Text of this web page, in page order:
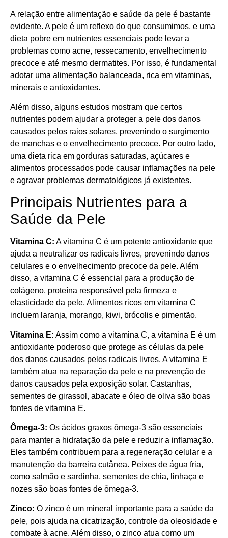
A relação entre alimentação e saúde da pele é bastante
evidente. A pele é um reflexo do que consumimos, e uma
dieta pobre em nutrientes essenciais pode levar a
problemas como acne, ressecamento, envelhecimento
precoce e até mesmo dermatites. Por isso, é fundamental
adotar uma alimentação balanceada, rica em vitaminas,
minerais e antioxidantes.
Além disso, alguns estudos mostram que certos
nutrientes podem ajudar a proteger a pele dos danos
causados pelos raios solares, prevenindo o surgimento
de manchas e o envelhecimento precoce. Por outro lado,
uma dieta rica em gorduras saturadas, açúcares e
alimentos processados pode causar inflamações na pele
e agravar problemas dermatológicos já existentes.
Principais Nutrientes para a
Saúde da Pele
Vitamina C: A vitamina C é um potente antioxidante que
ajuda a neutralizar os radicais livres, prevenindo danos
celulares e o envelhecimento precoce da pele. Além
disso, a vitamina C é essencial para a produção de
colágeno, proteína responsável pela firmeza e
elasticidade da pele. Alimentos ricos em vitamina C
incluem laranja, morango, kiwi, brócolis e pimentão.
Vitamina E: Assim como a vitamina C, a vitamina E é um
antioxidante poderoso que protege as células da pele
dos danos causados pelos radicais livres. A vitamina E
também atua na reparação da pele e na prevenção de
danos causados pela exposição solar. Castanhas,
sementes de girassol, abacate e óleo de oliva são boas
fontes de vitamina E.
Ômega-3: Os ácidos graxos ômega-3 são essenciais
para manter a hidratação da pele e reduzir a inflamação.
Eles também contribuem para a regeneração celular e a
manutenção da barreira cutânea. Peixes de água fria,
como salmão e sardinha, sementes de chia, linhaça e
nozes são boas fontes de ômega-3.
Zinco: O zinco é um mineral importante para a saúde da
pele, pois ajuda na cicatrização, controle da oleosidade e
combate à acne. Além disso, o zinco atua como um